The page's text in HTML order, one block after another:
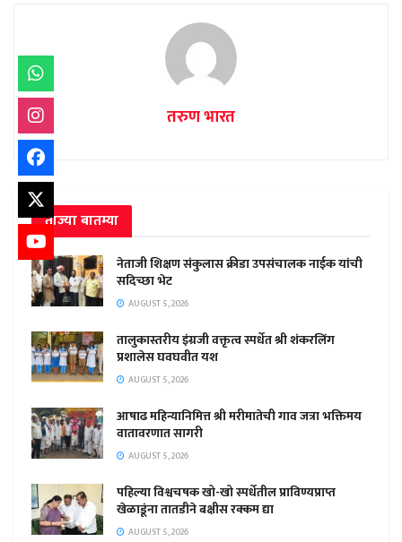
तरुण भारत
ताज्या बातम्या
नेताजी शिक्षण संकुलास क्रीडा उपसंचालक नाईक यांची
सदिच्छा भेट
AUGUST 5, 2026
तालुकास्तरीय इंग्रजी वक्तृत्व स्पर्धेत श्री शंकरलिंग
प्रशालेस घवघवीत यश
AUGUST 5, 2026
आषाढ महिन्यानिमित्त श्री मरीमातेची गाव जत्रा भक्तिमय
वातावरणात सागरी
AUGUST 5, 2026
पहिल्या विश्वचषक खो-खो स्पर्धेतील प्राविण्यप्राप्त
खेळाडूंना तातडीने बक्षीस रक्कम द्या
AUGUST 5, 2026